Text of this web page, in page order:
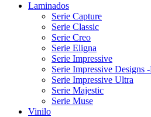
Laminados
Serie Capture
Serie Classic
Serie Creo
Serie Eligna
Serie Impressive
Serie Impressive Designs
Serie Impressive Ultra
Serie Majestic
Serie Muse
Vinilo